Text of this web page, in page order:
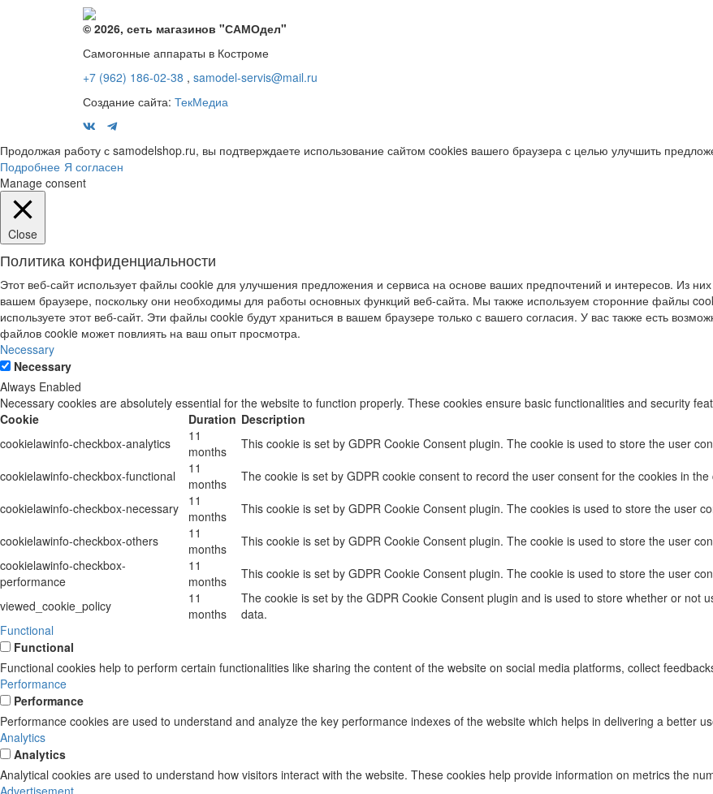
© 2026, сеть магазинов "САМОдел"
Самогонные аппараты в Костроме
+7 (962) 186-02-38 , samodel-servis@mail.ru
Создание сайта: ТекМедиа
Продолжая работу с samodelshop.ru, вы подтверждаете использование сайтом cookies вашего браузера с целью улучшить
Подробнее Я согласен
Manage consent
Close
Политика конфиденциальности
Этот веб-сайт использует файлы cookie для улучшения предложения и сервиса на основе ваших предпочтений и интересов. Из
вашем браузере, поскольку они необходимы для работы основных функций веб-сайта. Мы также используем сторонние файлы
используете этот веб-сайт. Эти файлы cookie будут храниться в вашем браузере только с вашего согласия. У вас также есть
файлов cookie может повлиять на ваш опыт просмотра.
Necessary
Necessary
Always Enabled
Necessary cookies are absolutely essential for the website to function properly. These cookies ensure basic functionalities and security
Cookie
Duration Description
cookielawinfo-checkbox-analytics
11
months
This cookie is set by GDPR Cookie Consent plugin. The cookie is used to store the user
cookielawinfo-checkbox-functional
11
months
The cookie is set by GDPR cookie consent to record the user consent for the cookies in
cookielawinfo-checkbox-necessary
11
months
This cookie is set by GDPR Cookie Consent plugin. The cookies is used to store the user
cookielawinfo-checkbox-others
11
months
This cookie is set by GDPR Cookie Consent plugin. The cookie is used to store the user
cookielawinfo-checkbox-
performance
11
months
This cookie is set by GDPR Cookie Consent plugin. The cookie is used to store the user
viewed_cookie_policy
11
months
The cookie is set by the GDPR Cookie Consent plugin and is used to store whether or
data.
Functional
Functional
Functional cookies help to perform certain functionalities like sharing the content of the website on social media platforms, collect
Performance
Performance
Performance cookies are used to understand and analyze the key performance indexes of the website which helps in delivering a better
Analytics
Analytics
Analytical cookies are used to understand how visitors interact with the website. These cookies help provide information on metrics the
Advertisement